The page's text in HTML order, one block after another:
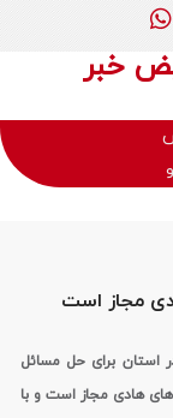
خبر
مجاز است
استان برای حل مسائل
هادی مجاز است و با